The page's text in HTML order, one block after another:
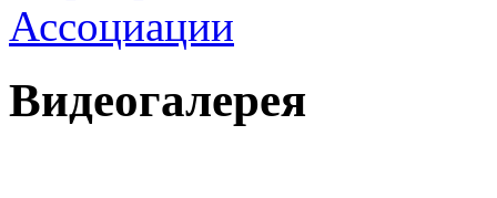
Видеогалерея